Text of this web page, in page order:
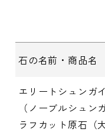
石の名前・商品名
エリートシュンガ
（ノーブルシュン
ラフカット原石（